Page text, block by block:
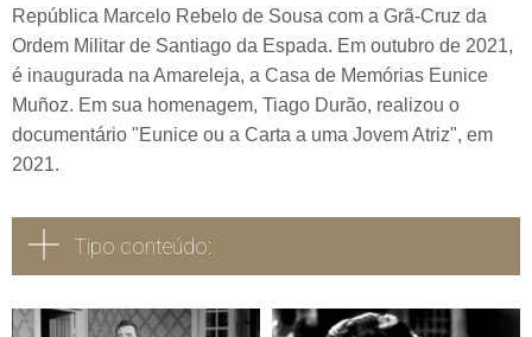
República Marcelo Rebelo de Sousa com a Grã-Cruz da
Ordem Militar de Santiago da Espada. Em outubro de 2021,
é inaugurada na Amareleja, a Casa de Memórias Eunice
Muñoz. Em sua homenagem, Tiago Durão, realizou o
documentário "Eunice ou a Carta a uma Jovem Atriz", em
2021.
Tipo conteúdo: